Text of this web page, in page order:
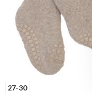
27-30